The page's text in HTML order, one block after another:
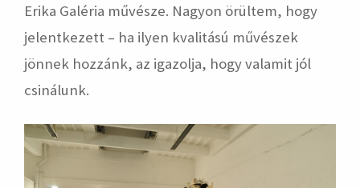
Erika Galéria művésze. Nagyon örültem, hogy
jelentkezett – ha ilyen kvalitású művészek
jönnek hozzánk, az igazolja, hogy valamit jól
csinálunk.